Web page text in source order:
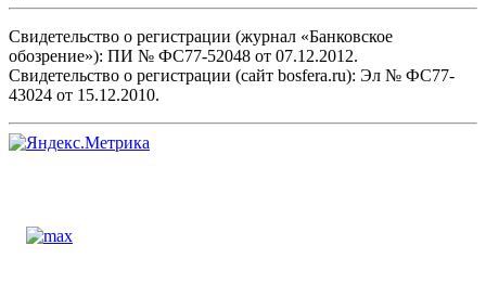
Свидетельство о регистрации (журнал «Банковское
обозрение»): ПИ № ФС77-52048 от 07.12.2012.
Свидетельство о регистрации (сайт bosfera.ru): Эл № ФС77-
43024 от 15.12.2010.